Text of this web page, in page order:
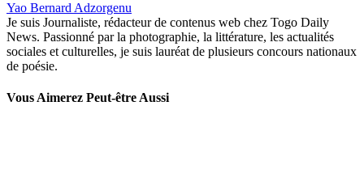
Yao Bernard Adzorgenu
Je suis Journaliste, rédacteur de contenus web chez Togo Daily
News. Passionné par la photographie, la littérature, les actualités
sociales et culturelles, je suis lauréat de plusieurs concours nationaux
de poésie.
Vous Aimerez Peut-être Aussi